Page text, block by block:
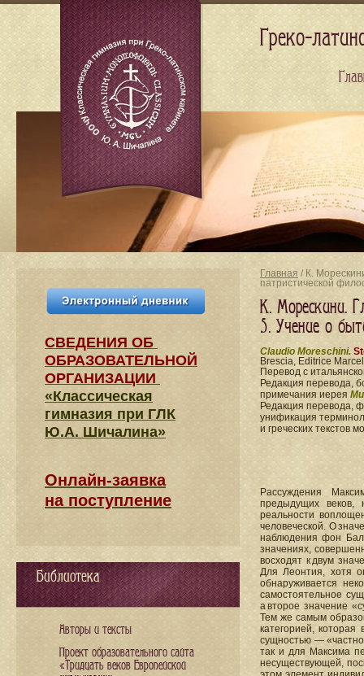
Главная / К.
патристической
К. Морескини.
5. Учение о
Claudio Moreschini.
Brescia, Editrice
Перевод с
Редакция перевода,
примечания иерея
Редакция перевода,
унификация
и греческих текстов
Рассуждения
предыдущих веков,
реальности
человеческой. О
наблюдения фон
значениях,
восходят к двум
Для Леонтия, хотя
обнаруживается
самостоятельное
а второе значение
Тем же самым
категорией,
сущностью —
так и для Максима
несуществующей,
СВЕДЕНИЯ​ ОБ
ОБРАЗОВАТЕЛЬНОЙ
ОРГАНИЗАЦИИ
«Классическая
гимназия при ГЛК
Ю.А. Шичалина»
Онлайн-заявка
на поступление
Библиотека
Авторы и тексты
Проект образовательного сайта
«Тридцать веков Европейской
Греко-